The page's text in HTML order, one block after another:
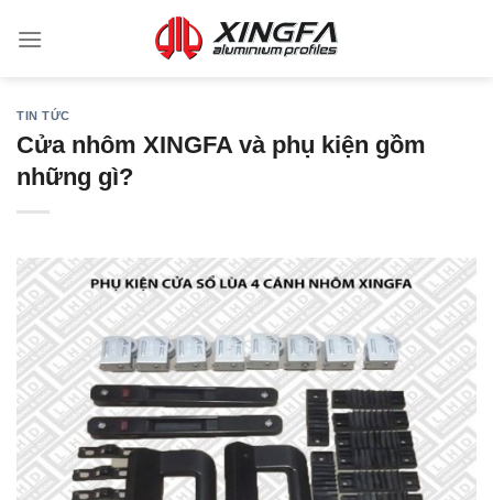
TIN TỨC
Cửa nhôm XINGFA và phụ kiện gồm
những gì?